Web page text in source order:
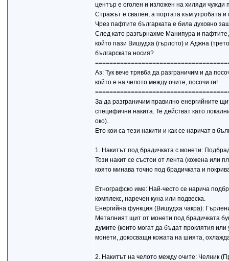
център е оголен и изложен на хиляди чужди
Стражът е свален, а портата към утробата
Чрез пафтите българката е била духовно
След като разгърнахме Манипура и
който пази Вишудха (гърлото) и Аджна
българската носия?
Аз: Тук вече трявба да разграничим и да
който е на челото между очите, посочи ги!
За да разграничим правилно енергийните
специфични накита. Те действат като
око).
Ето кои са тези накити и как се наричат в
1. Накитът под брадичката с монети:
Този накит се състои от лента (кожена или
която минава точно под брадичката и
Етнографско име: Най-често се нарича
комплекс, наречен куна или подвеска.
Енергийна функция (Вишудха чакра):
Металният щит от монети под брадичката
думите (които могат да бъдат проклятия
монети, докосващи кожата на шията,
2. Накитът на челото между очите: Челник